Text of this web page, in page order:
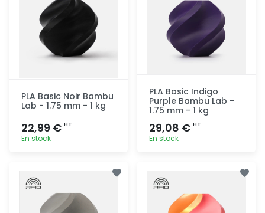
PLA Basic Noir Bambu
Lab - 1.75 mm - 1 kg
22,99 € HT
En stock
PLA Basic Indigo
Purple Bambu Lab -
1.75 mm - 1 kg
29,08 € HT
En stock